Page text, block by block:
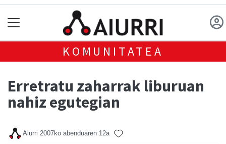
KOMUNITATEA
Erretratu zaharrak liburuan
nahiz egutegian
Aiurri 2007ko abenduaren 12a